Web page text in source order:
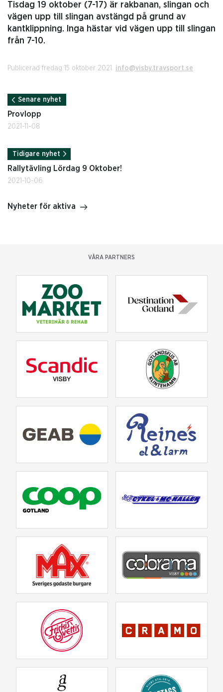
Tisdag 19 oktober (7-17) är rakbanan, slingan och
vägen upp till slingan avstängd på grund av
kantklippning. Inga hästar vid vägen upp till slingan
från 7-10.
Publicerad fredag 15 oktober 2021. info@visby.travsport.se
Senare nyhet
Provlopp
2021-11-08
Tidigare nyhet
Rallytävling Lördag 9 Oktober!
2021-10-06
Nyheter för aktiva
VÅRA PARTNERS